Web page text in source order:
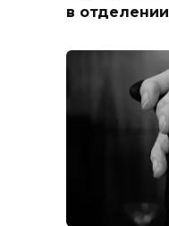
в отделении